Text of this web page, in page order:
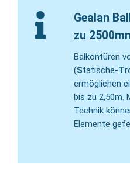
Gealan
zu
Balkontüren
(Statische-T
ermöglichen
bis zu 2,50m.
Technik
Elemente